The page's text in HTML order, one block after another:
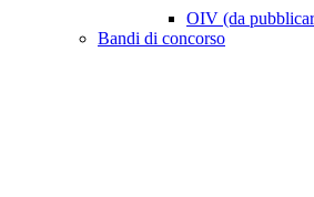
OIV (da
Bandi di concorso